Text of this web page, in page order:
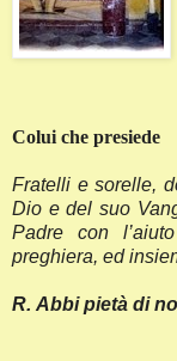
Colui che presiede
Fratelli e sorelle,
Dio e del suo
Padre con
preghiera, ed
R. Abbi pietà di